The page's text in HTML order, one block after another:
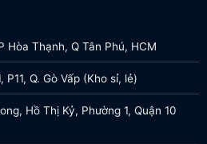
Hòa Thạnh, Q Tân Phú, HCM
Q. Gò Vấp (Kho sỉ, lẻ)
Hồ Thị Kỷ, Phường 1, Quận 10